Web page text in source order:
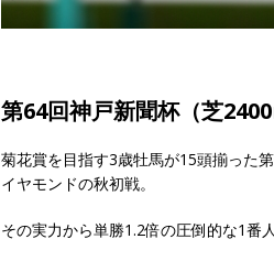
第64回神戸新聞杯（芝
菊花賞を目指す3歳牡馬が15頭揃った
イヤモンドの秋初戦。
その実力から単勝1.2倍の圧倒的な1番